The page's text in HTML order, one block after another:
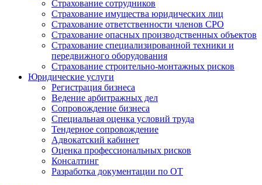
Страхование сотрудников
Страхование имущества юридических лиц
Страхование ответственности членов СРО
Страхование опасных производственных объектов
Страхование специализированной техники и
передвижного оборудования
Страхование строительно-монтажных рисков
Юридические услуги
Регистрация бизнеса
Ведение арбитражных дел
Сопровождение бизнеса
Специальная оценка условий труда
Тендерное сопровождение
Адвокатский кабинет
Оценка профессиональных рисков
Консалтинг
Разработка документации по ОТ